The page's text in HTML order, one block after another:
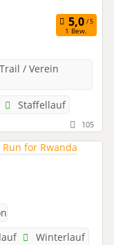
1 Bew.
/ Verein
Staffellauf
105
Winterlauf